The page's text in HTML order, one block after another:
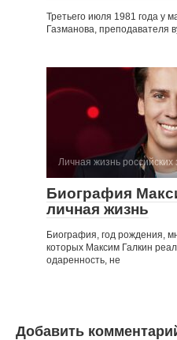
Третьего июля 1981 года у
Газманова, преподавателя
Личная жизнь российских
Биография
личная жизнь
Биография, год рождения,
которых Максим Галкин
одаренность, не
Добавить